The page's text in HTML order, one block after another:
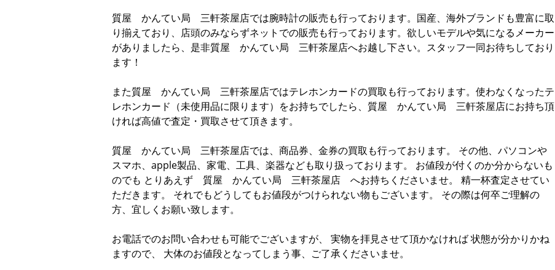
質屋 かんてい局 三軒茶屋店では腕時計の販売も行っております。国産、海外ブランドも豊富に取
り揃えており、店頭のみならずネットでの販売も行っております。欲しいモデルや気になるメーカー
がありましたら、是非質屋 かんてい局 三軒茶屋店へお越し下さい。スタッフ一同お待ちしており
ます！
また質屋 かんてい局 三軒茶屋店ではテレホンカードの買取も行っております。使わなくなったテ
レホンカード（未使用品に限ります）をお持ちでしたら、質屋 かんてい局 三軒茶屋店にお持ち頂
ければ高値で査定・買取させて頂きます。
質屋 かんてい局 三軒茶屋店では、商品券、金券の買取も行っております。 その他、パソコンや
スマホ、apple製品、家電、工具、楽器なども取り扱っております。 お値段が付くのか分からないも
のでも とりあえず 質屋 かんてい局 三軒茶屋店 へお持ちくださいませ。 精一杯査定させてい
ただきます。 それでもどうしてもお値段がつけられない物もございます。 その際は何卒ご理解の
方、宜しくお願い致します。
お電話でのお問い合わせも可能でございますが、 実物を拝見させて頂かなければ 状態が分かりかね
ますので、 大体のお値段となってしまう事、ご了承くださいませ。